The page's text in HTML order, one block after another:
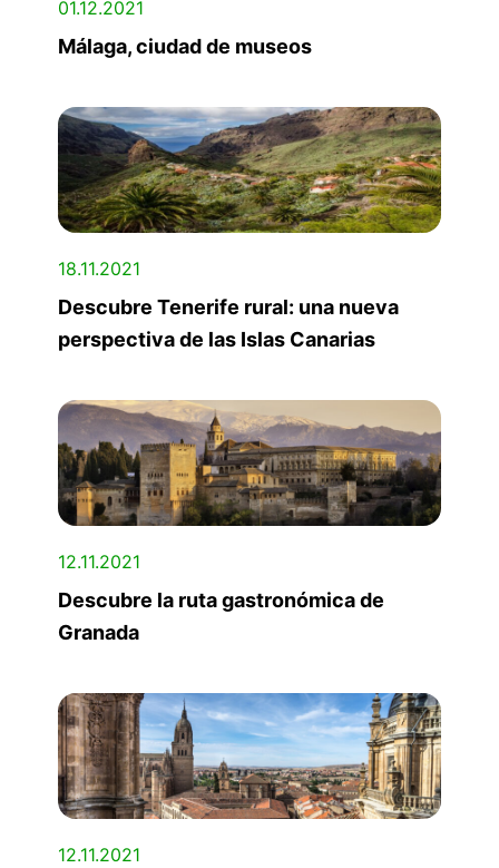
01.12.2021
Málaga, ciudad de museos
18.11.2021
Descubre Tenerife rural: una nueva
perspectiva de las Islas Canarias
12.11.2021
Descubre la ruta gastronómica de
Granada
12.11.2021